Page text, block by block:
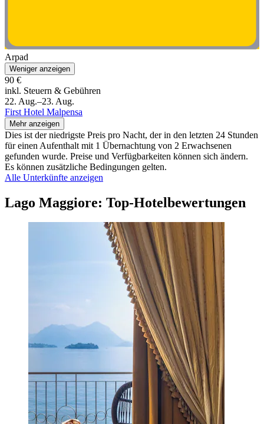
Arpad
Weniger anzeigen
90 €
inkl. Steuern & Gebühren
22. Aug.–23. Aug.
First Hotel Malpensa
Mehr anzeigen
Dies ist der niedrigste Preis pro Nacht, der in den letzten 24 Stunden
für einen Aufenthalt mit 1 Übernachtung von 2 Erwachsenen
gefunden wurde. Preise und Verfügbarkeiten können sich ändern.
Es können zusätzliche Bedingungen gelten.
Alle Unterkünfte anzeigen
Lago Maggiore: Top-Hotelbewertungen